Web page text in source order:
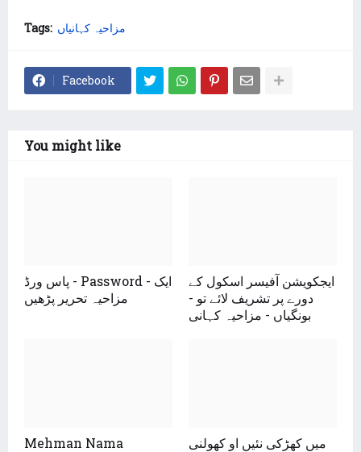
Tags: مزاحیہ کہانیاں
Facebook
You might like
پاس ورڈ - Password - ایک
مزاحیہ تحریر پڑھیں
ایجکویشن آفیسر اسکول کے
دورے پر تشریف لائے تو -
بونگیاں - مزاحیہ کہانی
Mehman Nama میں کھڑکی نئیں او کھولنی